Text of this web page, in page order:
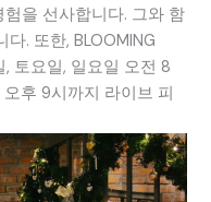
을 선사합니다. 그와 함
. 또한, BLOOMING
, 토요일, 일요일 오전 8
후 9시까지 라이브 피